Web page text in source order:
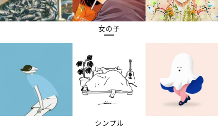
女の子
シンプル